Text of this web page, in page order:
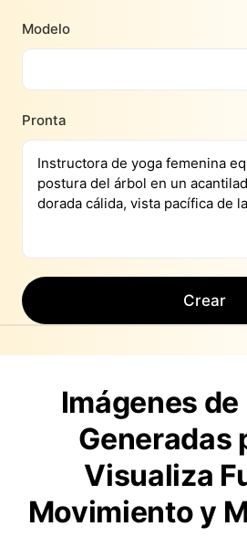
Modelo
Pronta
Crear
Imágenes
Generadas
Visualiza
Movimiento y